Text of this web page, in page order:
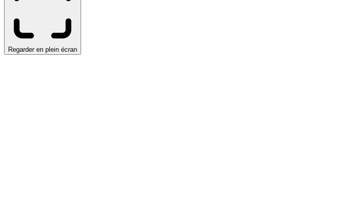
Regarder en plein écran